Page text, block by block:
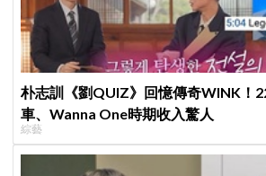
朴志訓《劉QUIZ》回憶傳奇WINK！
車、Wanna One時期收入驚人
綜藝